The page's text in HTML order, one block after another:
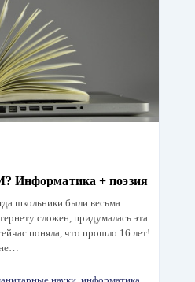
Информатика + поэзия
школьники были весьма
сложен, придумалась эта
поняла, что прошло 16 лет!
не…